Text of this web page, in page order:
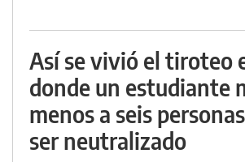
Así se vivió el tiroteo
donde un estudiante
menos a seis
ser neutralizado